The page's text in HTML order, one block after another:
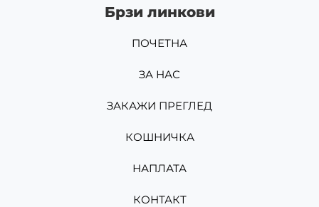
Брзи линкови
ПОЧЕТНА
ЗА НАС
ЗАКАЖИ ПРЕГЛЕД
КОШНИЧКА
НАПЛАТА
КОНТАКТ